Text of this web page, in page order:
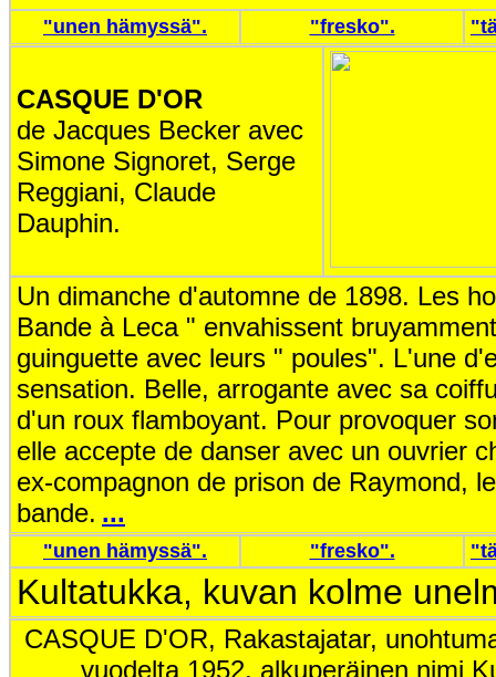
"unen hämyssä". "fresko".
CASQUE D'OR
de Jacques Becker avec
Simone Signoret, Serge
Reggiani, Claude
Dauphin.
Un dimanche d'automne de 1898. Les
Bande à Leca " envahissent
guinguette avec leurs " poules". L'une
sensation. Belle, arrogante avec sa
d'un roux flamboyant. Pour provoquer
elle accepte de danser avec un ouvrier
ex-compagnon de prison de Raymond,
bande. ...
"unen hämyssä". "fresko".
Kultatukka, kuvan kolme
CASQUE D'OR, Rakastajatar,
vuodelta 1952. alkuperäinen nimi